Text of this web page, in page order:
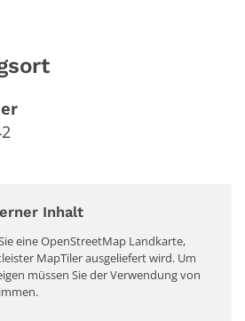
Inhalt
eine OpenStreetMap Landkarte,
MapTiler ausgeliefert wird. Um
müssen Sie der Verwendung von